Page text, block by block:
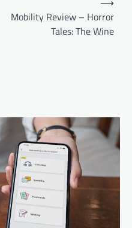
Mobility Review – Horror
Tales: The Wine